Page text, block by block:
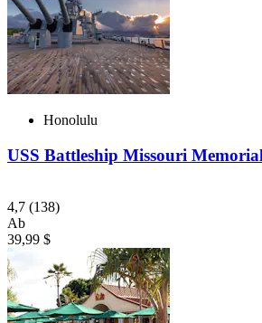
Honolulu
USS Battleship Missouri Memorial
4,7 (138)
Ab
39,99 $